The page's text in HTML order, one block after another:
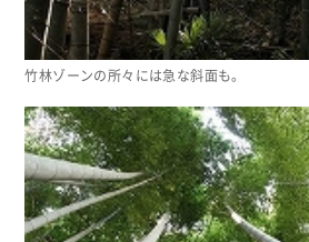
竹林ゾーンの所々には急な斜面も。